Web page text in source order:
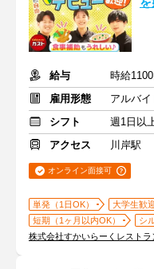
給与
時給
雇用形態
アルバイ
シフト
週1日以
アクセス
川岸駅
オンライン面接可
単発（1日OK） 大学生歓
短期（1ヶ月以内OK）
シ
株式会社すかいらーくレスト